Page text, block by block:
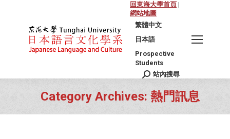
回東海大學首頁 |
網站地圖
繁體中文
日本語
Prospective
Students
Search:
站內搜尋
Category Archives: 熱門訊息
You are here: